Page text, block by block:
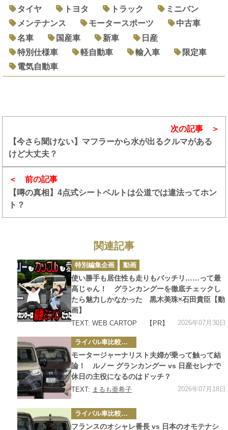
タイヤ
トヨタ トラック
ミニバン
メンテナンス
モータースポーツ
中古車
名車
国産車 新車
日産
特別仕様車
軽自動車 輸入車
限定車
電気自動車
前の記事
【噂の真相】4点式シートベルトは公道では違法ってホン
ト？
次の記事
【今さら聞けない】マフラーから水が出るクルマがある
けど大丈夫？
関連記事
カ
テ
ゴ
リ
ー
特別編集企画 動画
使い勝手も居住性も走りもバッチリ……って最
高じゃん！ グランカングーを徹底チェックし
たら魅力しかなかった 黒木美珠×石田貴臣【動
画】
TEXT: WEB CARTOP 【PR】 2026年07月30日
カ
テ
ゴ
リ
ー
ライバル車比較テスト
モータージャーナリスト夫婦が乗って触って結
論！ ルノー グランカングー vs 日産セレナで
休日の主役になるのはドッチ？
TEXT: まるも亜希子 2026年07月18日
カ
テ
ゴ
ライバル車比較テスト
フランスのオシャレ番長 vs 日本のオモテナシ